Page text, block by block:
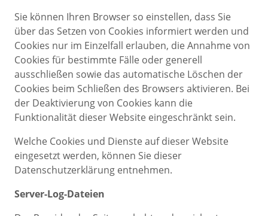
Sie können Ihren Browser so einstellen, dass Sie
über das Setzen von Cookies informiert werden und
Cookies nur im Einzelfall erlauben, die Annahme von
Cookies für bestimmte Fälle oder generell
ausschließen sowie das automatische Löschen der
Cookies beim Schließen des Browsers aktivieren. Bei
der Deaktivierung von Cookies kann die
Funktionalität dieser Website eingeschränkt sein.
Welche Cookies und Dienste auf dieser Website
eingesetzt werden, können Sie dieser
Datenschutzerklärung entnehmen.
Server-Log-Dateien